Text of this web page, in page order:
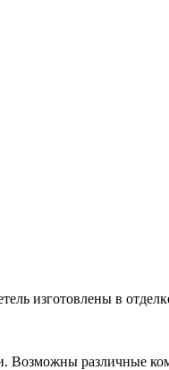
изготовлены в
Возможны различные